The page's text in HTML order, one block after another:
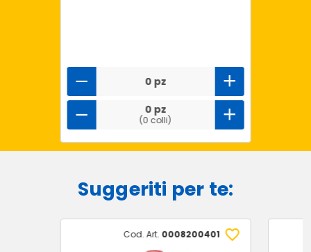
0 pz
0 pz
(0 colli)
Suggeriti per te:
Cod. Art. 0008200401